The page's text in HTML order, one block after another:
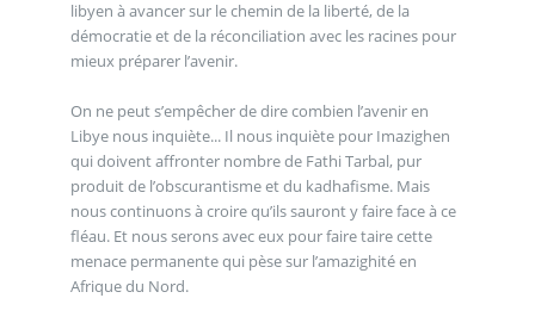
libyen à avancer sur le chemin de la liberté, de la
démocratie et de la réconciliation avec les racines pour
mieux préparer l’avenir.
On ne peut s’empêcher de dire combien l’avenir en
Libye nous inquiète... Il nous inquiète pour Imazighen
qui doivent affronter nombre de Fathi Tarbal, pur
produit de l’obscurantisme et du kadhafisme. Mais
nous continuons à croire qu’ils sauront y faire face à ce
fléau. Et nous serons avec eux pour faire taire cette
menace permanente qui pèse sur l’amazighité en
Afrique du Nord.